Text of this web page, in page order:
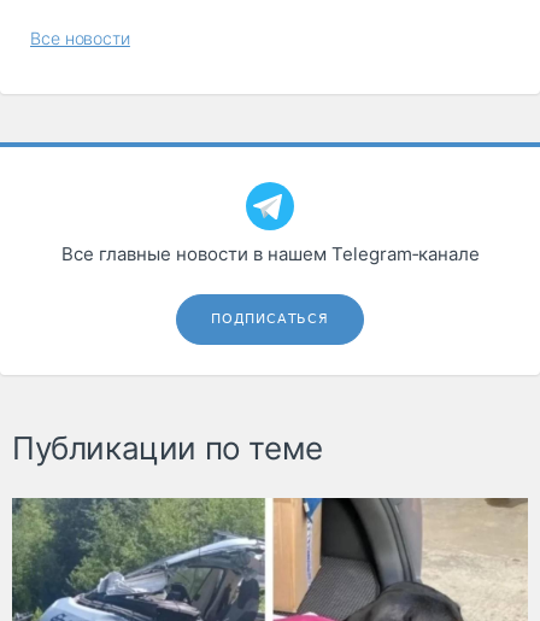
Все новости
Все главные новости в нашем Telegram‑канале
ПОДПИСАТЬСЯ
Публикации по теме